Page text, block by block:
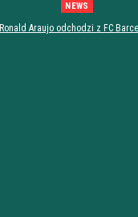
NEWS
Ronald Araujo odchodzi z FC